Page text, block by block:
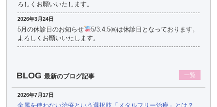
ろしくお願いいたします。
2026年3月24日
5月の休診日のお知らせ
5/3.4.5㈷は休診日となっております。
よろしくお願いいたします。
BLOG 最新のブログ記事 一覧
2026年7月17日
金属を使わない治療という選択肢「メタルフリー治療」とは？